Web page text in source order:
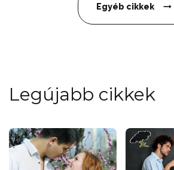
Egyéb cikkek
Legújabb cikkek